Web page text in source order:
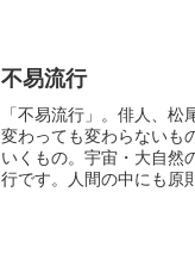
不易流行
「不易流行」。俳人、
変わっても変わらないも
いくもの。宇宙・大自然
行です。人間の中にも原